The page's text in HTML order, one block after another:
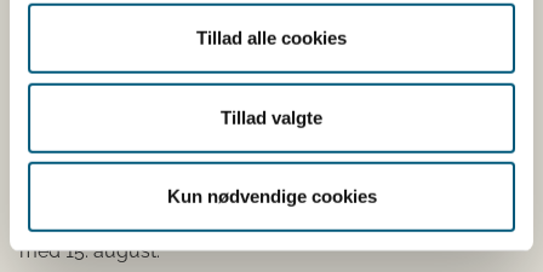
Tillad alle cookies
Tillad valgte
Kun nødvendige cookies
Hvis du er interesseret i at deltage i forsøget, skal du
på mail til jpfe@aqua.dtu.dk med Fiskeristyrelsen
(forsoegsfiskeri@fiskeristyrelsen.dk) i kopi.
Mailens emnefelt skal udfyldes således: ”Forsøgsfiskeri
med frit redskabsvalg og elektronisk monitering”.
Ansøgningen skal sendes i perioden mellem 1. juli til og
med 15. august.